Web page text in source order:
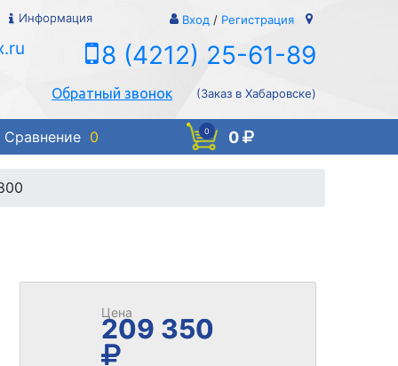
Информация Вход / Регистрация
8 (4212) 25-61-89
Обратный звонок (Заказ в Хабаровске)
Сравнение 0 0 0
Цена
209 350